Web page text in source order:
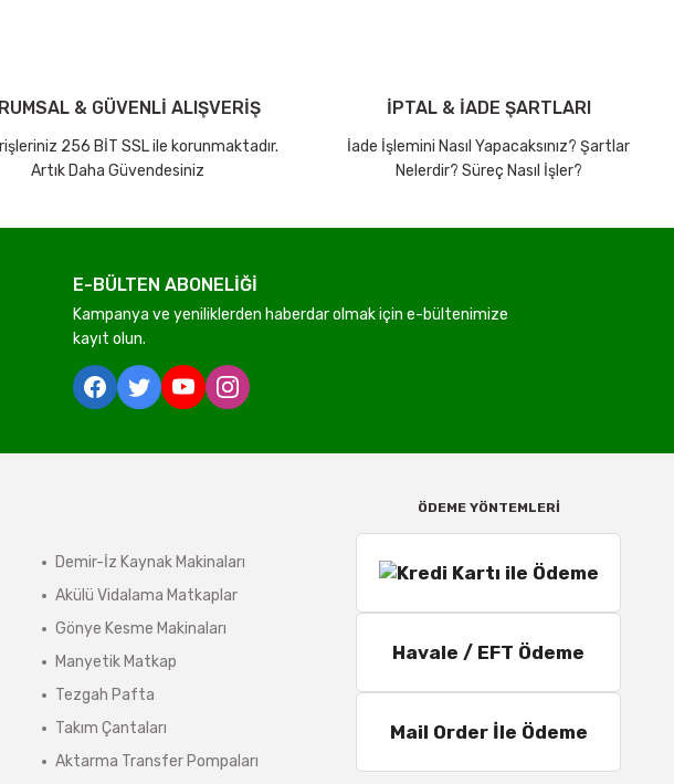
21.319,42 TL
Ücretsiz Kargo
& GÜVENLİ ALIŞVERİŞ
256 BİT SSL ile korunmaktadır.
Artık Daha Güvendesiniz
İPTAL & İADE ŞARTLARI
İade İşlemini Nasıl Yapacaksınız? Şartlar
Nelerdir? Süreç Nasıl İşler?
E-BÜLTEN ABONELİĞİ
Kampanya ve yeniliklerden haberdar olmak için e-bültenimize
kayıt olun.
Demir-İz Kaynak Makinaları
Akülü Vidalama Matkaplar
Gönye Kesme Makinaları
Manyetik Matkap
Tezgah Pafta
Takım Çantaları
Aktarma Transfer Pompaları
ÖDEME YÖNTEMLERİ
Havale / EFT Ödeme
Mail Order İle Ödeme